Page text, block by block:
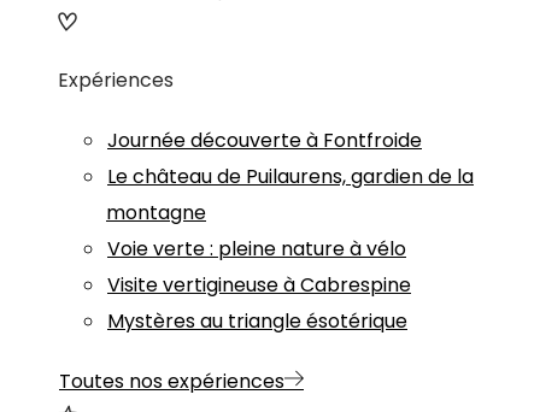
Expériences
Journée découverte à Fontfroide
Le château de Puilaurens, gardien de la
montagne
Voie verte : pleine nature à vélo
Visite vertigineuse à Cabrespine
Mystères au triangle ésotérique
Toutes nos expériences